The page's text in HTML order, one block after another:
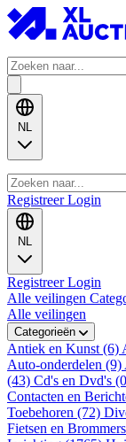
NL
RegistreerLogin
NL
RegistreerLogin
Alle veilingen
Alle veilingen
Categorieën
Antiek en Kunst (6)
Auto-onderdelen (9)
(43) Cd's en Dvd's
Contacten en
Toebehoren (72)
Fietsen en